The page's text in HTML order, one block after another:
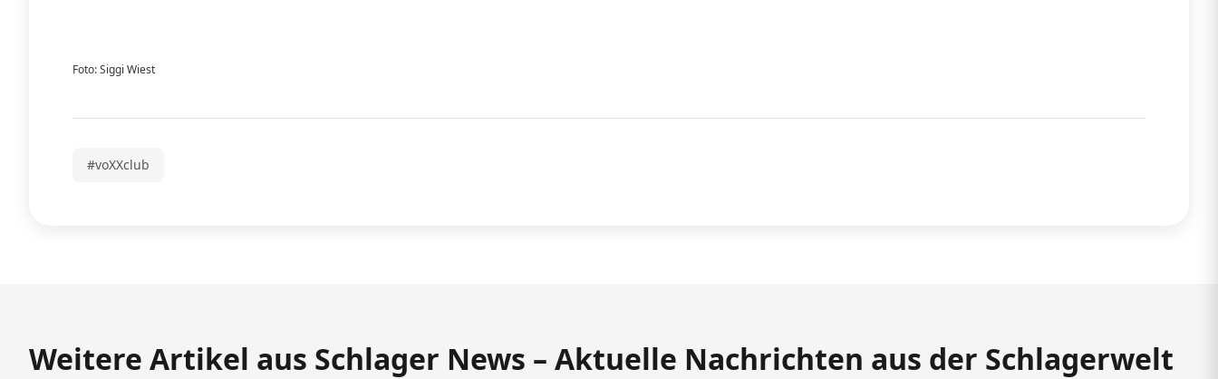
Foto: Siggi Wiest
#voXXclub
Weitere Artikel aus Schlager News – Aktuelle Nachrichten aus der Schlagerwelt